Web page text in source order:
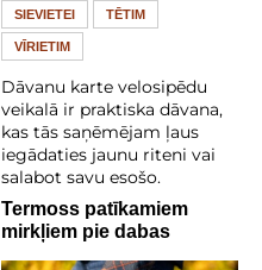
SIEVIETEI TĒTIM
VĪRIETIM
Dāvanu karte velosipēdu
veikalā ir praktiska dāvana,
kas tās saņēmējam ļaus
iegādaties jaunu riteni vai
salabot savu esošo.
Termoss patīkamiem
mirkļiem pie dabas